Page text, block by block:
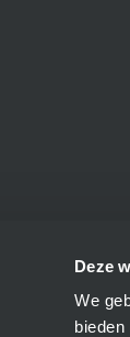
Deze
We